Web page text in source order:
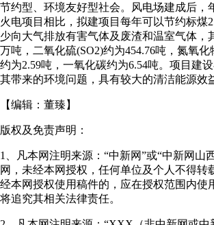
节约型、环境友好型社会。风电场建成后，
火电项目相比，拟建项目每年可以节约标煤
少向大气排放有害气体及废渣和温室气体，
万吨，二氧化硫(SO2)约为454.76吨，氮氧
约为2.59吨，一氧化碳约为6.54吨。项目建
其带来的环境问题，具有较大的清洁能源效
【编辑： 董臻 】
版权及免责声明：
1、凡本网注明来源：“中新网”或“中新网
网，未经本网授权，任何单位及个人不得
经本网授权使用稿件的，应在授权范围内
将追究其相关法律责任。